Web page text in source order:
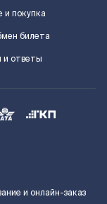
покупка
билета
и ответы
и онлайн-заказ